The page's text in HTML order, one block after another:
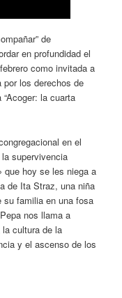
de
en profundidad el
como invitada a
los derechos de
la cuarta
en el
supervivencia
que hoy se les niega a
de Ita Straz, una niña
su familia en una fosa
nos llama a
la cultura de la
y el ascenso de los